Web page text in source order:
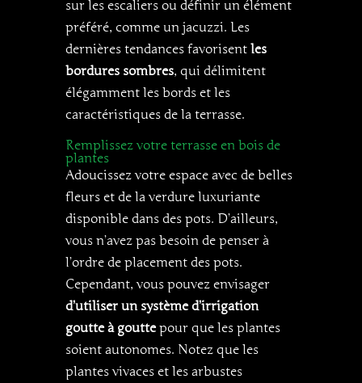
sur les escaliers ou définir un élément
préféré, comme un jacuzzi. Les
dernières tendances favorisent les
bordures sombres, qui délimitent
élégamment les bords et les
caractéristiques de la terrasse.
Remplissez votre terrasse en bois de
plantes
Adoucissez votre espace avec de belles
fleurs et de la verdure luxuriante
disponible dans des pots. D’ailleurs,
vous n’avez pas besoin de penser à
l’ordre de placement des pots.
Cependant, vous pouvez envisager
d’utiliser un système d’irrigation
goutte à gouttepour que les plantes
soient autonomes. Notez que les
plantes vivaces et les arbustes